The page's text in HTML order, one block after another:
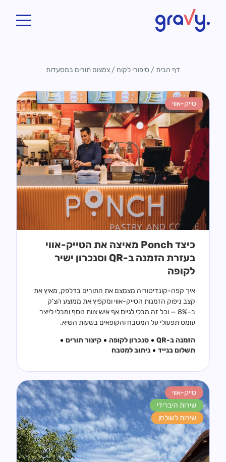
דף הבית/ סיפורי לקוח / צמצום תורים במסעדות
טייק-אווי
כיצד Ponch מאיצה את הטייק-אווי
בעזרת הזמנה ב-QR וסנכרון ישיר
לקופה
איך קפה-קונדיטוריה מצמצם את התורים בדלפק, מאיץ את
קצב ניפוק הזמנות הטייק-אווי ומקפיץ את ממוצע הצ'ק
ב-8% — וכל זה מבלי לגייס אף איש צוות נוסף ומבלי לייצר
עומס תפעולי על המטבח והקופאים בשעות השיא.
הזמנה ב-QR סנכרון לקופה
קיצור תורים
תשלום בנייד
ניתוב למטבח
טייק-אווי
שירות היברידי
שירות לשולחן